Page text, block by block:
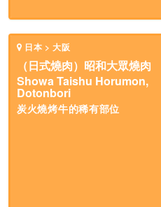
日本 > 大阪
（日式燒肉）昭和大眾燒肉
Showa Taishu Horumon,
Dotonbori
炭火燒烤牛的稀有部位